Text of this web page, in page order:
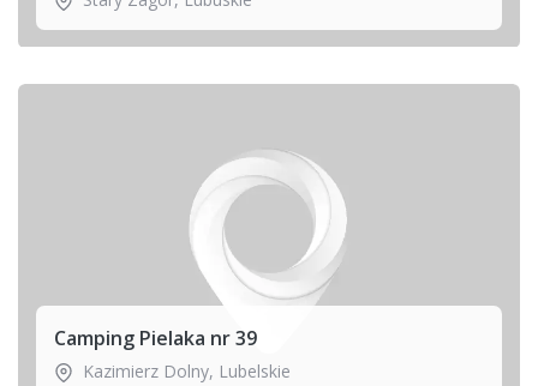
Camping Pielaka nr 39
Kazimierz Dolny, Lubelskie